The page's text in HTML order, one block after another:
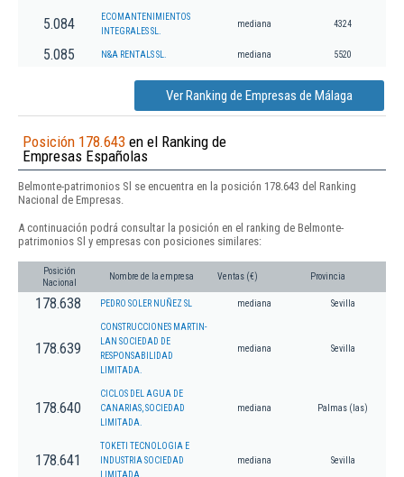
5.084
ECOMANTENIMIENTOS
INTEGRALES SL.
mediana 4324
5.085 N&A RENTALS SL. mediana 5520
Ver Ranking de Empresas de Málaga
Posición 178.643 en el Ranking de
Empresas Españolas
Belmonte-patrimonios Sl se encuentra en la posición 178.643 del Ranking
Nacional de Empresas.
A continuación podrá consultar la posición en el ranking de Belmonte-
patrimonios Sl y empresas con posiciones similares:
Posición
Nacional
Nombre de la empresa Ventas (€) Provincia
178.638 PEDRO SOLER NUÑEZ SL mediana Sevilla
178.639
CONSTRUCCIONES MARTIN-
LAN SOCIEDAD DE
RESPONSABILIDAD
LIMITADA.
mediana Sevilla
178.640
CICLOS DEL AGUA DE
CANARIAS, SOCIEDAD
LIMITADA.
mediana Palmas (las)
178.641
TOKETI TECNOLOGIA E
INDUSTRIA SOCIEDAD
LIMITADA.
mediana Sevilla